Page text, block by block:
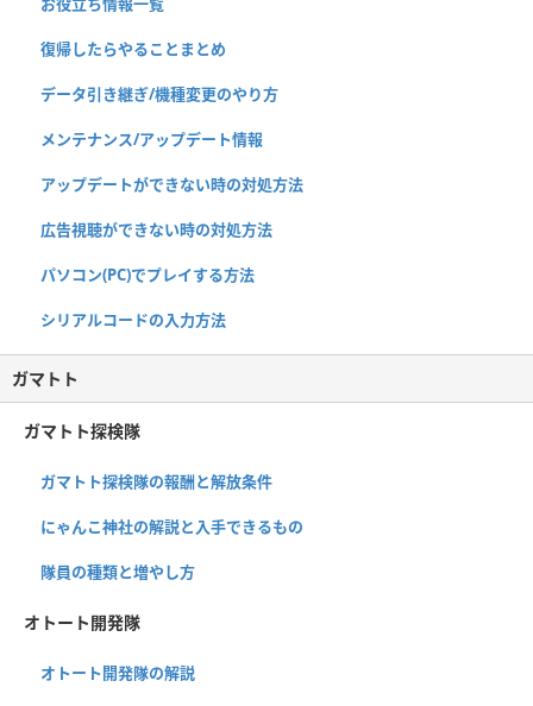
復帰したらやることまとめ
データ引き継ぎ/機種変更のやり方
メンテナンス/アップデート情報
アップデートができない時の対処方法
広告視聴ができない時の対処方法
パソコン(PC)でプレイする方法
シリアルコードの入力方法
ガマトト
ガマトト探検隊
ガマトト探検隊の報酬と解放条件
にゃんこ神社の解説と入手できるもの
隊員の種類と増やし方
オトート開発隊
オトート開発隊の解説